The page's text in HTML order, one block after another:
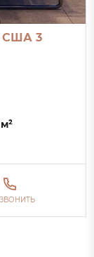
США 3
м²